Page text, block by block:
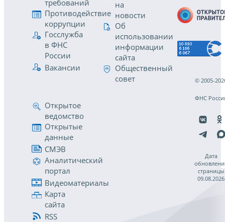
требований
Противодействие
коррупции
Госслужба
в ФНС
России
Вакансии
на
новости
Об
использовании
информации
сайта
Общественный
совет
Открытое
ведомство
Открытые
данные
СМЭВ
Аналитический
портал
Видеоматериалы
Карта
сайта
RSS
© 2005-
ФНС
Дата
страницы
09.08.2026